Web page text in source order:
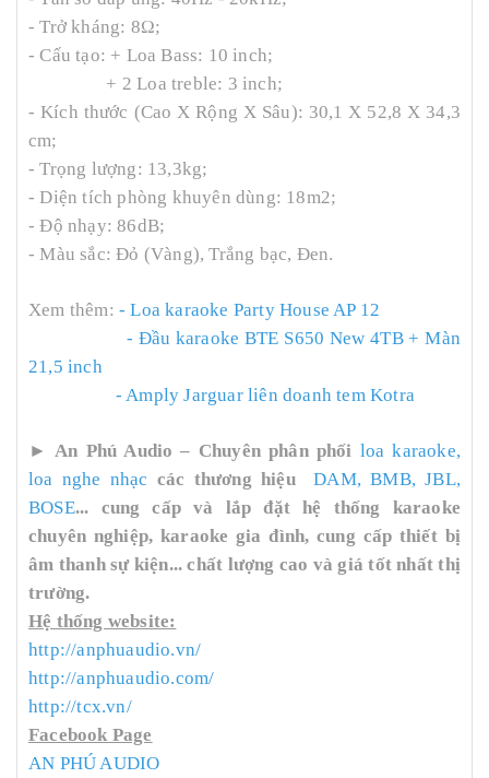
- Trở kháng: 8Ω;
- Cấu tạo: + Loa Bass: 10 inch;
+ 2 Loa treble: 3 inch;
- Kích thước (Cao X Rộng X Sâu): 30,1 X 52,8 X 34,3
cm;
- Trọng lượng: 13,3kg;
- Diện tích phòng khuyên dùng: 18m2;
- Độ nhạy: 86dB;
- Màu sắc: Đỏ (Vàng), Trắng bạc, Đen.
Xem thêm: - Loa karaoke Party House AP 12
- Đầu karaoke BTE S650 New 4TB + Màn
21,5 inch
- Amply Jarguar liên doanh tem Kotra
►An Phú Audio – Chuyên phân phối loa karaoke,
loa nghe nhạc các thương hiệuDAM,BMB,JBL,
BOSE... cung cấp và lắp đặt hệ thống karaoke
chuyên nghiệp, karaoke gia đình, cung cấp thiết bị
âm thanh sự kiện... chất lượng cao và giá tốt nhất thị
trường.
Hệ thống website:
http://anphuaudio.vn/
http://anphuaudio.com/
http://tcx.vn/
Facebook Page
AN PHÚ AUDIO